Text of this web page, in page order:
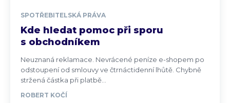
SPOTŘEBITELSKÁ PRÁVA
Kde hledat pomoc při sporu
s obchodníkem
Neuznaná reklamace. Nevrácené peníze e-shopem po
odstoupení od smlouvy ve čtrnáctidenní lhůtě. Chybně
stržená částka při platbě...
ROBERT KOČÍ